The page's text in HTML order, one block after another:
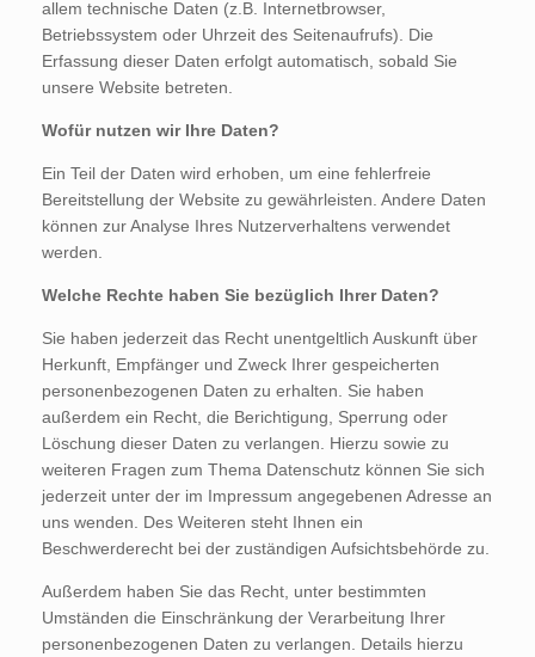
allem technische Daten (z.B. Internetbrowser,
Betriebssystem oder Uhrzeit des Seitenaufrufs). Die
Erfassung dieser Daten erfolgt automatisch, sobald Sie
unsere Website betreten.
Wofür nutzen wir Ihre Daten?
Ein Teil der Daten wird erhoben, um eine fehlerfreie
Bereitstellung der Website zu gewährleisten. Andere Daten
können zur Analyse Ihres Nutzerverhaltens verwendet
werden.
Welche Rechte haben Sie bezüglich Ihrer Daten?
Sie haben jederzeit das Recht unentgeltlich Auskunft über
Herkunft, Empfänger und Zweck Ihrer gespeicherten
personenbezogenen Daten zu erhalten. Sie haben
außerdem ein Recht, die Berichtigung, Sperrung oder
Löschung dieser Daten zu verlangen. Hierzu sowie zu
weiteren Fragen zum Thema Datenschutz können Sie sich
jederzeit unter der im Impressum angegebenen Adresse an
uns wenden. Des Weiteren steht Ihnen ein
Beschwerderecht bei der zuständigen Aufsichtsbehörde zu.
Außerdem haben Sie das Recht, unter bestimmten
Umständen die Einschränkung der Verarbeitung Ihrer
personenbezogenen Daten zu verlangen. Details hierzu